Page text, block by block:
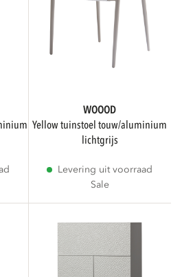
WOOOD
yellow tuinstoel touw/aluminium
lichtgrijs
Levering uit voorraad
Sale